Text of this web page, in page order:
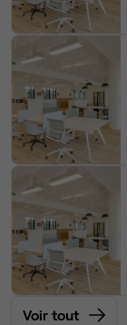
Voir tout